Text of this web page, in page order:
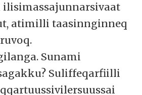
atimilli taasinnginneq
Sunami
Suliffeqarfiilli